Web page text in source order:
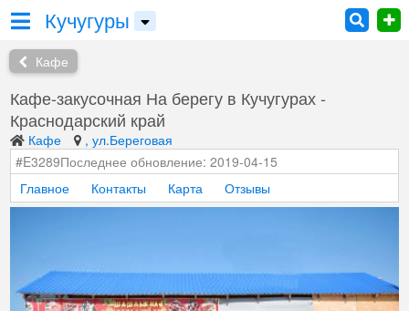
Кучугуры
Кафе
Кафе-закусочная На берегу в Кучугурах -
Краснодарский край
Кафе
, ул.Береговая
Последнее обновление: 2019-04-15
#E3289
Главное
Контакты Карта Отзывы